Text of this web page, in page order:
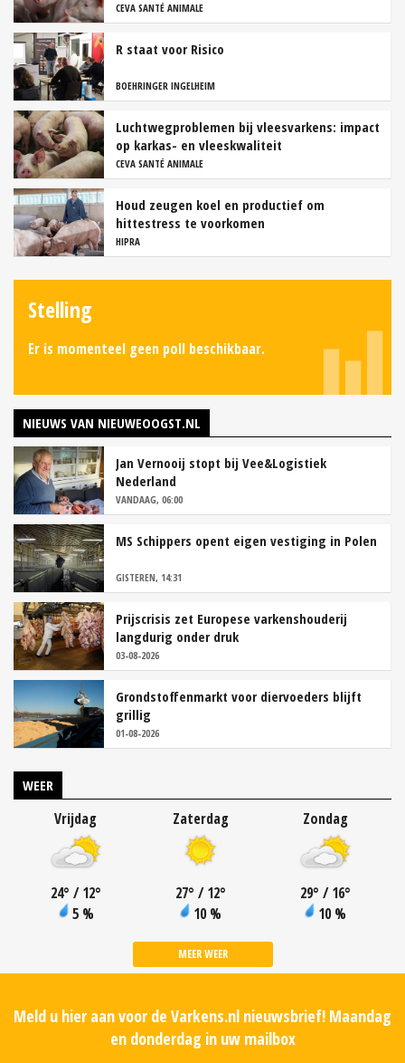
CEVA SANTÉ ANIMALE
R staat voor Risico
BOEHRINGER INGELHEIM
Luchtwegproblemen bij vleesvarkens: impact
op karkas- en vleeskwaliteit
CEVA SANTÉ ANIMALE
Houd zeugen koel en productief om
hittestress te voorkomen
HIPRA
Stelling
Er is momenteel geen poll beschikbaar.
NIEUWS VAN NIEUWEOOGST.NL
Jan Vernooij stopt bij Vee&Logistiek
Nederland
VANDAAG, 06:00
MS Schippers opent eigen vestiging in Polen
GISTEREN, 14:31
Prijscrisis zet Europese varkenshouderij
langdurig onder druk
03-08-2026
Grondstoffenmarkt voor diervoeders blijft
grillig
01-08-2026
WEER
Vrijdag
24° / 12°
5 %
Zaterdag
27° / 12°
10 %
Zondag
29° / 16°
10 %
MEER WEER
Meld u hier aan voor de Varkens.nl nieuwsbrief! Maandag
en donderdag in uw mailbox